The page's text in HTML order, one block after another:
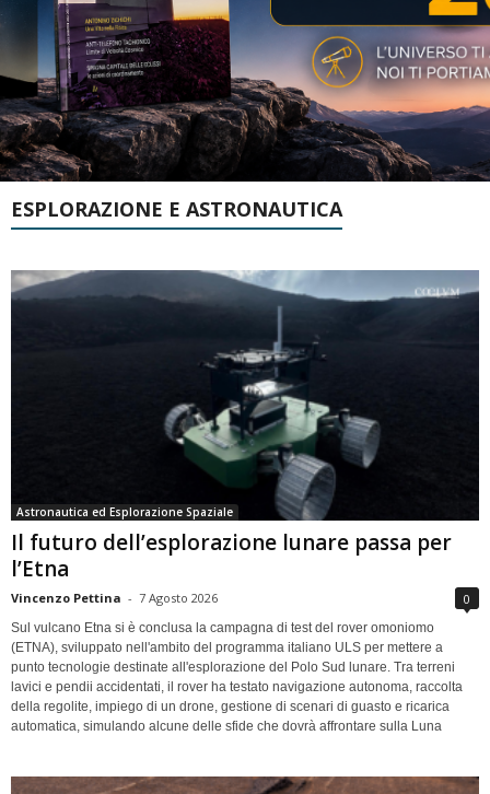
ESPLORAZIONE E ASTRONAUTICA
Astronautica ed Esplorazione Spaziale
Il futuro dell’esplorazione lunare passa per
l’Etna
Vincenzo Pettina - 7 Agosto 2026 0
Sul vulcano Etna si è conclusa la campagna di test del rover omoniomo
(ETNA), sviluppato nell'ambito del programma italiano ULS per mettere a
punto tecnologie destinate all'esplorazione del Polo Sud lunare. Tra terreni
lavici e pendii accidentati, il rover ha testato navigazione autonoma, raccolta
della regolite, impiego di un drone, gestione di scenari di guasto e ricarica
automatica, simulando alcune delle sfide che dovrà affrontare sulla Luna